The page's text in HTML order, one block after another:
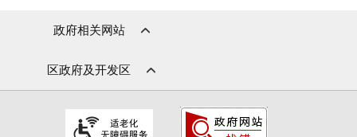
政府相关网站
区政府及开发区